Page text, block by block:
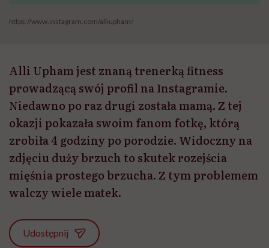
https://www.instagram.com/alliupham/
Alli Upham jest znaną trenerką fitness
prowadzącą swój profil na Instagramie.
Niedawno po raz drugi została mamą. Z tej
okazji pokazała swoim fanom fotkę, którą
zrobiła 4 godziny po porodzie. Widoczny na
zdjęciu duży brzuch to skutek rozejścia
mięśnia prostego brzucha. Z tym problemem
walczy wiele matek.
Udostępnij